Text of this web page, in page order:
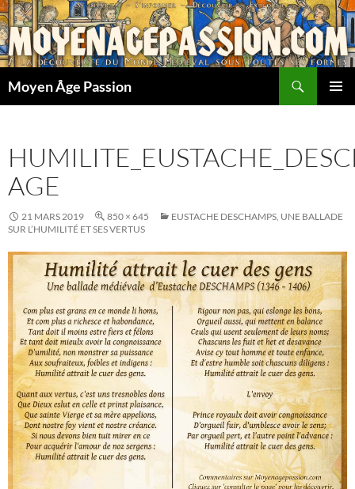
Aller
au
contenu
Moyen Âge Passion
AGE
21 MARS 2019 850 × 645
EUSTACHE DESCHAMPS, UNE BALLADE
SUR L’HUMILITÉ ET SES VERTUS